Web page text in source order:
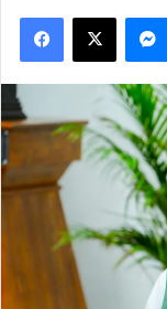
Facebook
X